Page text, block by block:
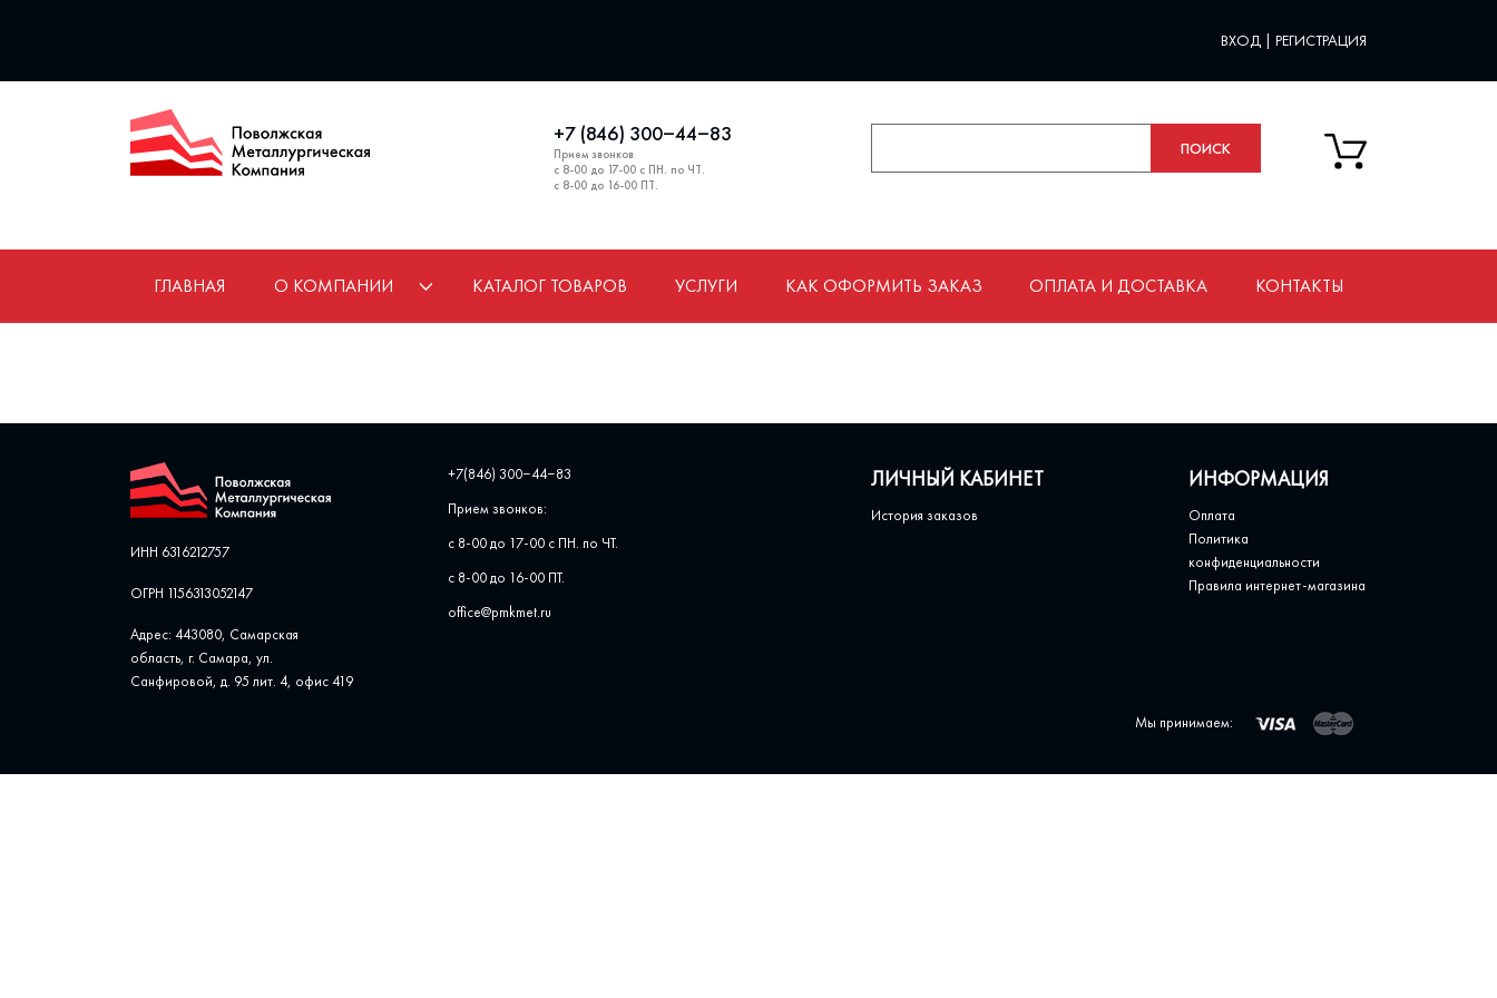
ВХОД | РЕГИСТРАЦИЯ
+7 (846) 300‒44‒83
Прием звонков
с 8-00 до 17-00 с ПН. по ЧТ.
с 8-00 до 16-00 ПТ.
ГЛАВНАЯ О КОМПАНИИ КАТАЛОГ ТОВАРОВ УСЛУГИ КАК ОФОРМИТЬ ЗАКАЗ ОПЛАТА И ДОСТАВКА КОНТАКТЫ
ИНН 6316212757
ОГРН 1156313052147
Адрес: 443080, Самарская
область, г. Самара, ул. ​
Санфировой, д. 95 лит. 4, офис ​419
+7(846) 300‒44‒83
Прием звонков:
с 8-00 до 17-00 с ПН. по ЧТ.
с 8-00 до 16-00 ПТ.
office@pmkmet.ru
ЛИЧНЫЙ КАБИНЕТ
История заказов
ИНФОРМАЦИЯ
Оплата
Политика
конфиденциальности
Правила интернет-магазина
Мы принимаем: